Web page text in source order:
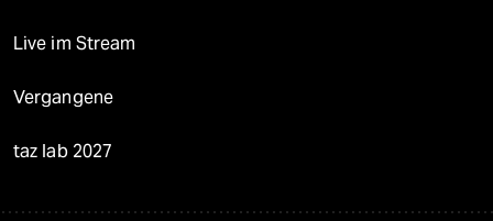
Live im Stream
Vergangene
taz lab 2027